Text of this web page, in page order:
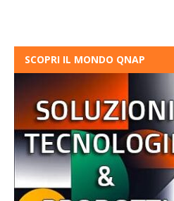
SCOPRI IL MONDO QNAP